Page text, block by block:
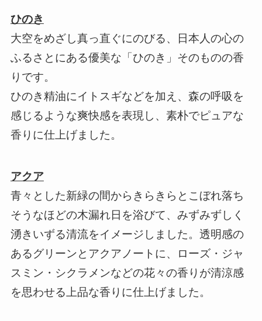
ひのき
大空をめざし真っ直ぐにのびる、日本人の心の
ふるさとにある優美な「ひのき」そのものの香
りです。
ひのき精油にイトスギなどを加え、森の呼吸を
感じるような爽快感を表現し、素朴でピュアな
香りに仕上げました。
アクア
青々とした新緑の間からきらきらとこぼれ落ち
そうなほどの木漏れ日を浴びて、みずみずしく
湧きいずる清流をイメージしました。透明感の
あるグリーンとアクアノートに、ローズ・ジャ
スミン・シクラメンなどの花々の香りが清涼感
を思わせる上品な香りに仕上げました。